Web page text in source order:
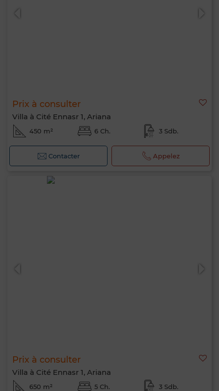
Prix à consulter
Villa à Cité Ennasr 1, Ariana
450 m² 6 Ch. 3 Sdb.
Contacter Appelez
Prix à consulter
Villa à Cité Ennasr 1, Ariana
650 m² 5 Ch. 3 Sdb.
Bonjour, je suis MIA. Quel critère souhaitez-
vous appliquer maintenant ?